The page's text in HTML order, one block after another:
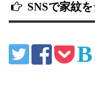
SNSで家紋